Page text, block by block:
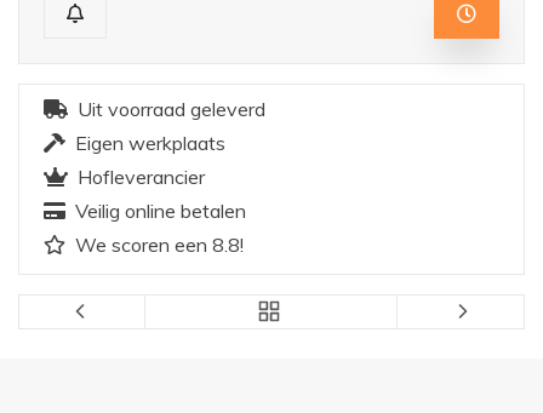
Uit voorraad geleverd
Eigen werkplaats
Hofleverancier
Veilig online betalen
We scoren een 8.8!